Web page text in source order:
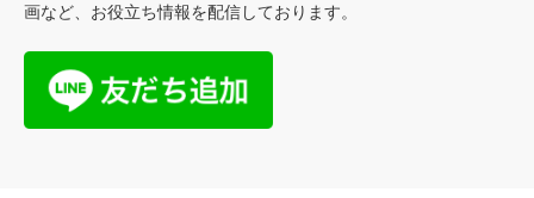
画など、 お役立ち情報を配信しております。